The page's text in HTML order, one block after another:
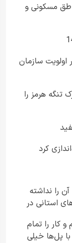
مسکونی و
اولویت سازمان
تنگه هرمز را
را نداشته
استانی در
و کار را تمام
پل‌ها خیلی